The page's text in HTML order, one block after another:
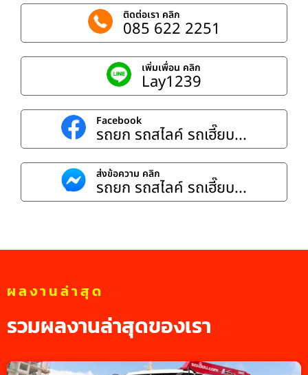
ติดต่อเรา คลิก
085 622 2251
เพิ่มเพื่อน คลิก
Lay1239
Facebook
รถยก รถสไลค์ รถเฮี๊ยบ...
ส่งข้อความ คลิก
รถยก รถสไลค์ รถเฮี๊ยบ...
ผลงานล่าสุด
รวมผลงานล่าสุดของเรา